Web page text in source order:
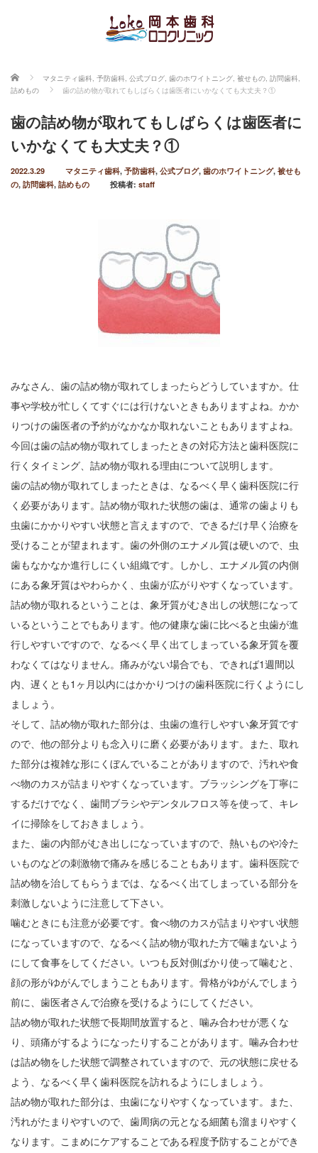
ホーム マタニティ歯科, 予防歯科, 公式ブログ, 歯のホワイトニング, 被せもの, 訪問歯科,
詰めもの
歯の詰め物が取れてもしばらくは歯医者にいかなくても大丈夫？①
歯の詰め物が取れてもしばらくは歯医者に
いかなくても大丈夫？①
2022.3.29 マタニティ歯科, 予防歯科, 公式ブログ, 歯のホワイトニング, 被せも
の, 訪問歯科, 詰めもの 投稿者: staff
みなさん、歯の詰め物が取れてしまったらどうしていますか。仕
事や学校が忙しくてすぐには行けないときもありますよね。かか
りつけの歯医者の予約がなかなか取れないこともありますよね。
今回は歯の詰め物が取れてしまったときの対応方法と歯科医院に
行くタイミング、詰め物が取れる理由について説明します。
歯の詰め物が取れてしまったときは、なるべく早く歯科医院に行
く必要があります。詰め物が取れた状態の歯は、通常の歯よりも
虫歯にかかりやすい状態と言えますので、できるだけ早く治療を
受けることが望まれます。歯の外側のエナメル質は硬いので、虫
歯もなかなか進行しにくい組織です。しかし、エナメル質の内側
にある象牙質はやわらかく、虫歯が広がりやすくなっています。
詰め物が取れるということは、象牙質がむき出しの状態になって
いるということでもあります。他の健康な歯に比べると虫歯が進
行しやすいですので、なるべく早く出てしまっている象牙質を覆
わなくてはなりません。痛みがない場合でも、できれば1週間以
内、遅くとも1ヶ月以内にはかかりつけの歯科医院に行くようにし
ましょう。
そして、詰め物が取れた部分は、虫歯の進行しやすい象牙質です
ので、他の部分よりも念入りに磨く必要があります。また、取れ
た部分は複雑な形にくぼんでいることがありますので、汚れや食
べ物のカスが詰まりやすくなっています。ブラッシングを丁寧に
するだけでなく、歯間ブラシやデンタルフロス等を使って、キレ
イに掃除をしておきましょう。
また、歯の内部がむき出しになっていますので、熱いものや冷た
いものなどの刺激物で痛みを感じることもあります。歯科医院で
詰め物を治してもらうまでは、なるべく出てしまっている部分を
刺激しないように注意して下さい。
噛むときにも注意が必要です。食べ物のカスが詰まりやすい状態
になっていますので、なるべく詰め物が取れた方で噛まないよう
にして食事をしてください。いつも反対側ばかり使って噛むと、
顔の形がゆがんでしまうこともあります。骨格がゆがんでしまう
前に、歯医者さんで治療を受けるようにしてください。
詰め物が取れた状態で長期間放置すると、噛み合わせが悪くな
り、頭痛がするようになったりすることがあります。噛み合わせ
は詰め物をした状態で調整されていますので、元の状態に戻せる
よう、なるべく早く歯科医院を訪れるようにしましょう。
詰め物が取れた部分は、虫歯になりやすくなっています。また、
汚れがたまりやすいので、歯周病の元となる細菌も溜まりやすく
なります。こまめにケアすることである程度予防することができ